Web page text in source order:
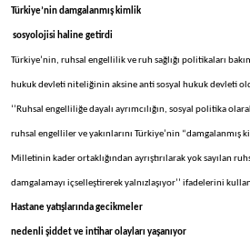
Türkiye’nin damgalanmış kimlik
sosyolojisi haline getirdi
Türkiye’nin, ruhsal engellilik ve ruh sağlığı politikaları
hukuk devleti niteliğinin aksine anti sosyal hukuk devleti
‘’Ruhsal engelliliğe dayalı ayrımcılığın, sosyal politika
ruhsal engelliler ve yakınlarını Türkiye’nin
Milletinin kader ortaklığından ayrıştırılarak yok sayılan
damgalamayı içselleştirerek yalnızlaşıyor’’ ifadelerini
Hastane yatışlarında gecikmeler
nedenli şiddet ve intihar olayları yaşanıyor